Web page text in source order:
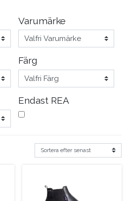
Varumärke
Färg
Endast REA